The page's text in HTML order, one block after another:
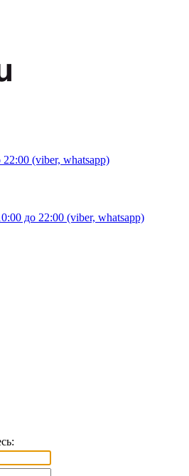
22:00 (viber, whatsapp)
до 22:00 (viber, whatsapp)